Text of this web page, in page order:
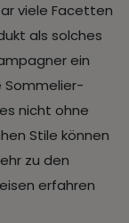
viele Facetten
als solches
ein
Sommelier-
nicht ohne
Stile können
zu den
erfahren